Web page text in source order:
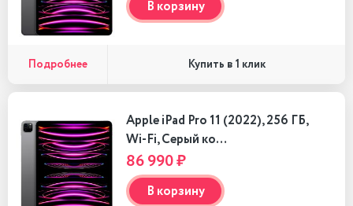
В корзину
Подробнее Купить в 1 клик
Apple iPad Pro 11 (2022), 256 ГБ,
Wi-Fi, Серый ко…
86 990 ₽
В корзину